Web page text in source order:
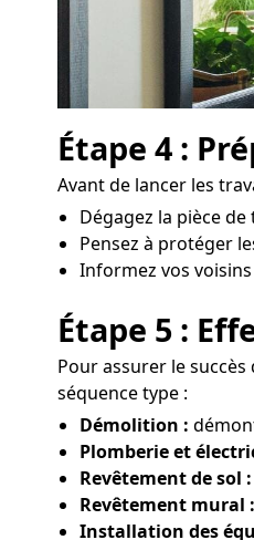
Étape 4 :
Avant de lancer les
Dégagez la pièce
Pensez à protéger
Informez vos
Étape 5 :
Pour assurer le
séquence type :
Démolition :
Plomberie et
Revêtement de sol :
Revêtement mural :
Installation des